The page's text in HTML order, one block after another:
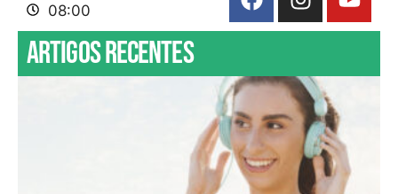
08:00
Artigos recentes